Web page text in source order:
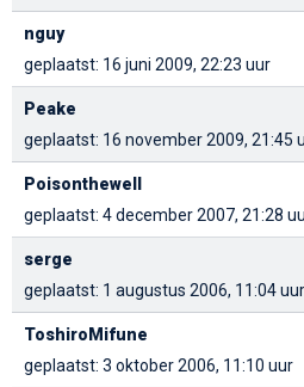
nguy
geplaatst: 16 juni 2009, 22:23 uur
Peake
geplaatst: 16 november 2009, 21:45
Poisonthewell
geplaatst: 4 december 2007, 21:28
serge
geplaatst: 1 augustus 2006, 11:04 uur
ToshiroMifune
geplaatst: 3 oktober 2006, 11:10 uur